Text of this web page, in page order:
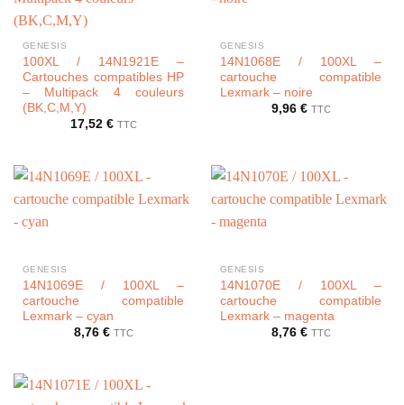
GENESIS
100XL / 14N1921E –
Cartouches compatibles HP
– Multipack 4 couleurs
(BK,C,M,Y)
17,52 € TTC
GENESIS
14N1068E / 100XL –
cartouche compatible
Lexmark – noire
9,96 € TTC
GENESIS
14N1069E / 100XL –
cartouche compatible
Lexmark – cyan
8,76 € TTC
GENESIS
14N1070E / 100XL –
cartouche compatible
Lexmark – magenta
8,76 € TTC